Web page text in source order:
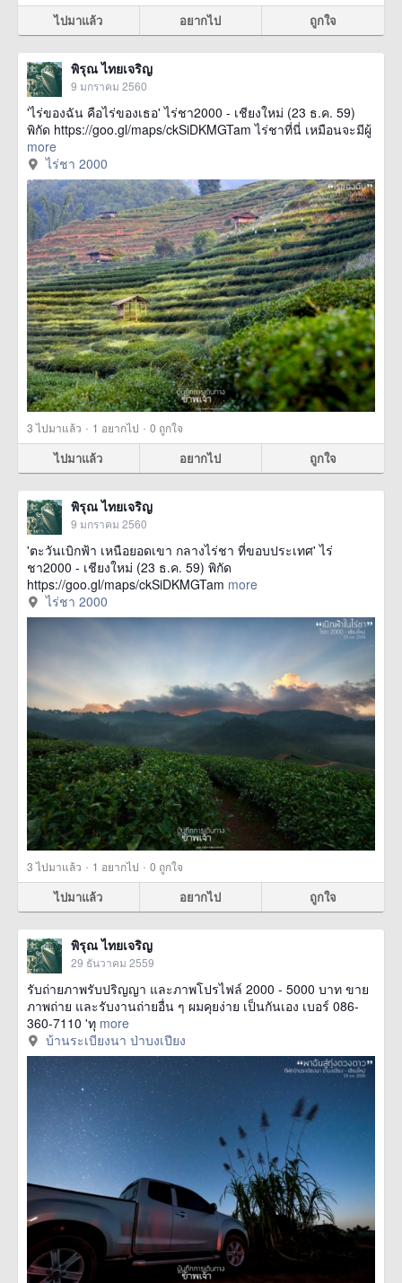
ไปมาแล้ว อยากไป ถูกใจ
พิรุณ ไทยเจริญ
9 มกราคม 2560
'ไร่ของฉัน คือไร่ของเธอ' ไร่ชา2000 - เชียงใหม่ (23 ธ.ค. 59)
พิกัด https://goo.gl/maps/ckSiDKMGTam ไร่ชาที่นี่ เหมือนจะมีผู้
more
ไร่ชา 2000
3ไปมาแล้ว · 1 อยากไป · 0 ถูกใจ
ไปมาแล้ว อยากไป ถูกใจ
พิรุณ ไทยเจริญ
9 มกราคม 2560
'ตะวันเบิกฟ้า เหนือยอดเขา กลางไร่ชา ที่ขอบประเทศ' ไร่
ชา2000 - เชียงใหม่ (23 ธ.ค. 59) พิกัด
https://goo.gl/maps/ckSiDKMGTam more
ไร่ชา 2000
3ไปมาแล้ว · 1 อยากไป · 0 ถูกใจ
ไปมาแล้ว อยากไป ถูกใจ
พิรุณ ไทยเจริญ
29 ธันวาคม 2559
รับถ่ายภาพรับปริญญา และภาพโปรไฟล์ 2000 - 5000 บาท ขาย
ภาพถ่าย และรับงานถ่ายอื่น ๆ ผมคุยง่าย เป็นกันเอง เบอร์ 086-
360-7110 'ทุ more
บ้านระเบียงนา ป่าบงเปียง